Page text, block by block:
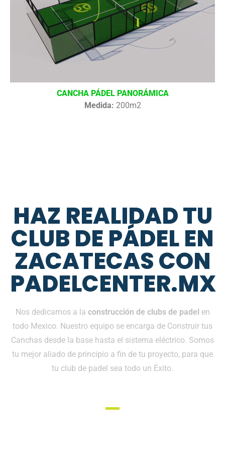
CANCHA PÁDEL PANORÁMICA
Medida: 200m2
HAZ REALIDAD TU
CLUB DE PÁDEL EN
ZACATECAS CON
PADELCENTER.MX
Nos dedicamos a la construcción de clubs de padel en
todo Mexico. Nuestro equipo se encarga de Construir tus
Canchas desde la base hasta el sistema eléctrico. Somos
tu mejor aliado de principio a fin de tu proyecto, para que
tu club de padel sea todo un Éxito.